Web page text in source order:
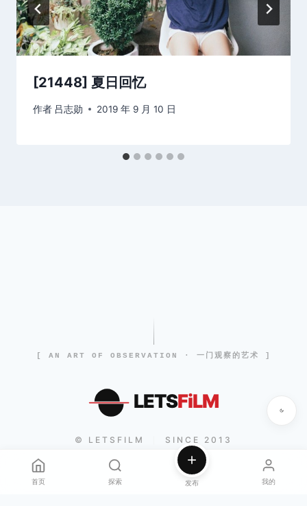
[21448] 夏日回忆
作者 吕志勋 2019 年 9 月 10 日
[ AN ART OF OBSERVATION · 一门观察的艺术 ]
LETSFiLM
© LETSFILM SINCE 2013
首页 探索 发布 我的